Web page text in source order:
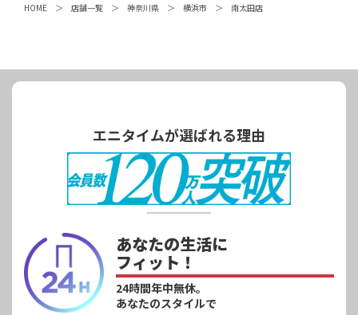
HOME 店舗一覧 神奈川県 横浜市 南太田店
エニタイムが選ばれる理由
あなたの生活に
フィット！
24時間年中無休。
あなたのスタイルで